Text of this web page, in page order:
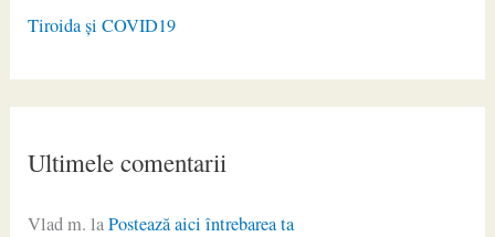
Tiroida și COVID19
Ultimele comentarii
Vlad m. laPostează aici întrebarea ta